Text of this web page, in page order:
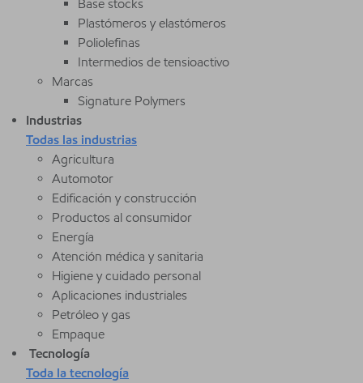
Base stocks
Plastómeros y elastómeros
Poliolefinas
Intermedios de tensioactivo
Marcas
Signature Polymers
Industrias
Todas las industrias
Agricultura
Automotor
Edificación y construcción
Productos al consumidor
Energía
Atención médica y sanitaria
Higiene y cuidado personal
Aplicaciones industriales
Petróleo y gas
Empaque
Tecnología
Toda la tecnología